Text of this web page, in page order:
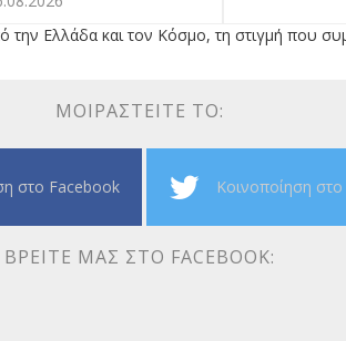
την Ελλάδα και τον Κόσμο, τη στιγμή που
ΜΟΙΡΑΣΤΕΊΤΕ ΤΟ:
στο Facebook Κοινοποίηση
ΒΡΕΊΤΕ ΜΑΣ ΣΤΟ FACEBOOK: